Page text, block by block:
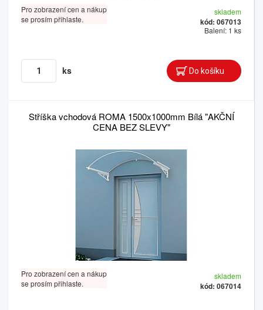
Pro zobrazení cen a nákup
se prosím přihlaste.
skladem
kód: 067013
Balení: 1 ks
ks
Stříška vchodová ROMA 1500x1000mm Bílá "AKČNÍ
CENA BEZ SLEVY"
Pro zobrazení cen a nákup
se prosím přihlaste.
skladem
kód: 067014